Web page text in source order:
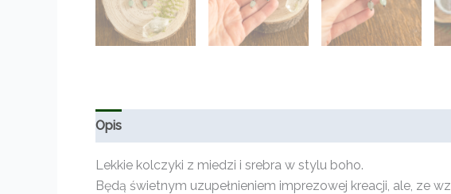
Opis
Lekkie kolczyki z miedzi i srebra w stylu boho.
Będą świetnym uzupełnieniem imprezowej kreacji, ale, ze